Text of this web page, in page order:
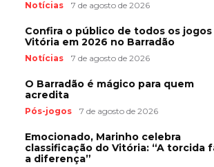
Notícias 7 de agosto de 2026
Confira o público de todos os
Vitória em 2026 no Barradão
Notícias 7 de agosto de 2026
O Barradão é mágico para quem
acredita
Pós-jogos 7 de agosto de 2026
Emocionado, Marinho celebra
classificação do Vitória: “A torcida
a diferença”